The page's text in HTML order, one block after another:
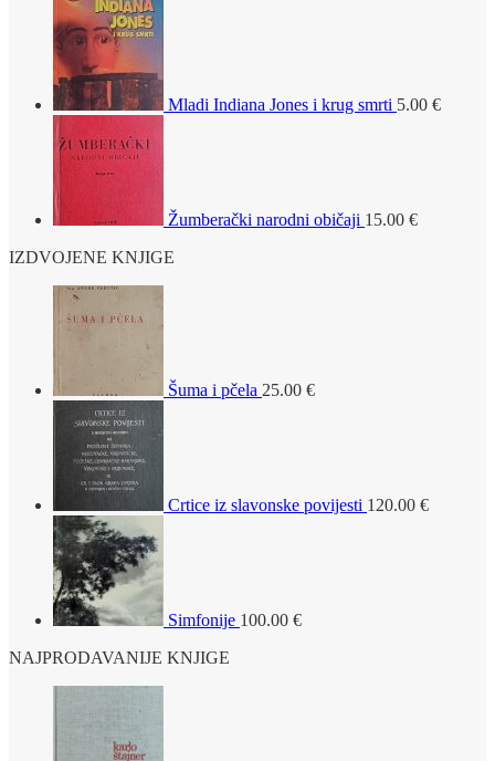
Mladi Indiana Jones i krug smrti 5.00 €
Žumberački narodni običaji 15.00 €
IZDVOJENE KNJIGE
Šuma i pčela 25.00 €
Crtice iz slavonske povijesti 120.00 €
Simfonije 100.00 €
NAJPRODAVANIJE KNJIGE